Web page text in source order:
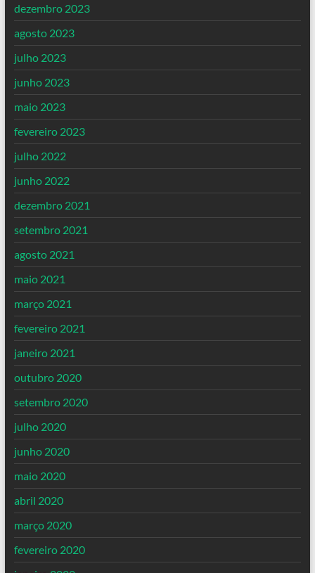
dezembro 2023
agosto 2023
julho 2023
junho 2023
maio 2023
fevereiro 2023
julho 2022
junho 2022
dezembro 2021
setembro 2021
agosto 2021
maio 2021
março 2021
fevereiro 2021
janeiro 2021
outubro 2020
setembro 2020
julho 2020
junho 2020
maio 2020
abril 2020
março 2020
fevereiro 2020